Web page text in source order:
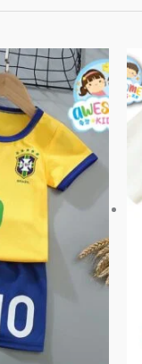
此
產
品
有
多
種
在